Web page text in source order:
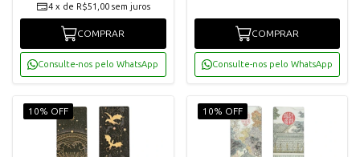
4 x de R$51,00 sem juros
COMPRAR
Consulte-nos pelo WhatsApp
COMPRAR
Consulte-nos pelo WhatsApp
10% OFF 10% OFF